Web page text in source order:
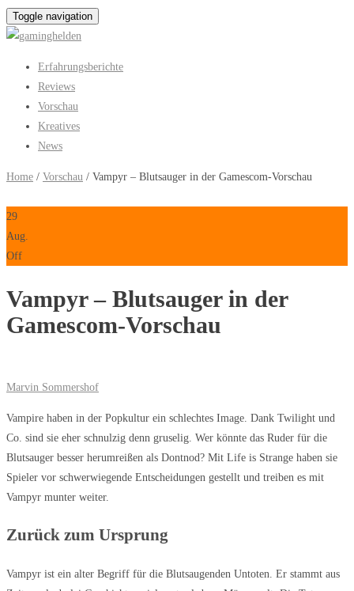
Toggle navigation
Erfahrungsberichte
Reviews
Vorschau
Kreatives
News
Home / Vorschau / Vampyr – Blutsauger in der Gamescom-Vorschau
29
Aug.
Off
Vampyr – Blutsauger in der
Gamescom-Vorschau
Marvin Sommershof
Vampire haben in der Popkultur ein schlechtes Image. Dank Twilight und
Co. sind sie eher schnulzig denn gruselig. Wer könnte das Ruder für die
Blutsauger besser herumreißen als Dontnod? Mit Life is Strange haben sie
Spieler vor schwerwiegende Entscheidungen gestellt und treiben es mit
Vampyr munter weiter.
Zurück zum Ursprung
Vampyr ist ein alter Begriff für die Blutsaugenden Untoten. Er stammt aus